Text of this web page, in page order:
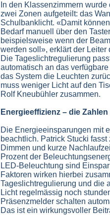
In den Klassenzimmern
zwei Zonen aufgeteilt: das
Schulbanklicht. «Damit
Bedarf manuell über den
beispielsweise wenn der
werden soll», erklärt der Leiter
Die Tageslichtregulierung
automatisch an das
das System die Leuchten
muss weniger Licht auf den
Rolf Kneubühler zusammen.
Energieeffizienz – die
Die Energieeinsparungen mit
beachtlich. Patrick Stucki
Dimmen und kurze
Prozent der
LED-Beleuchtung sind
Faktoren wirken hierbei
Tageslichtregulierung und die
Licht regelmässig noch
Präsenzmelder schalten
Das ist ein wirkungsvoller